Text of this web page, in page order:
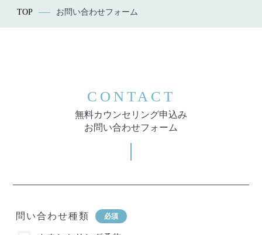
TOP お問い合わせフォーム
CONTACT
無料カウンセリング申込み
お問い合わせフォーム
問い合わせ種類 必須